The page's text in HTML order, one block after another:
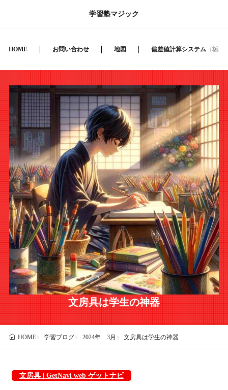
学習塾マジック
HOME お問い合わせ 地図 偏差値計算システム（栃
文房具は学生の神器
HOME 学習ブログ 2024年 3月 文房具は学生の神器
文房具 | GetNavi web ゲットナビ